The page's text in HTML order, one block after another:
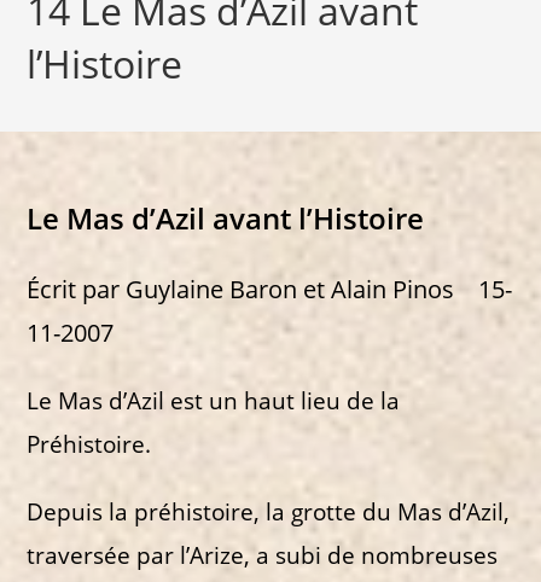
l’Histoire
Le Mas d’Azil avant l’Histoire
Écrit par Guylaine Baron et Alain Pinos 15-
11-2007
Le Mas d’Azil est un haut lieu de la
Préhistoire.
Depuis la préhistoire, la grotte du Mas d’Azil,
traversée par l’Arize, a subi de nombreuses